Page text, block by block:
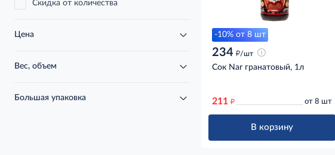
Скидка от количества
Цена
Вес, объем
Большая упаковка
-10% от 8 шт
234 д/шт
Сок Nar гранатовый, 1л
211 д от 8 шт
В корзину